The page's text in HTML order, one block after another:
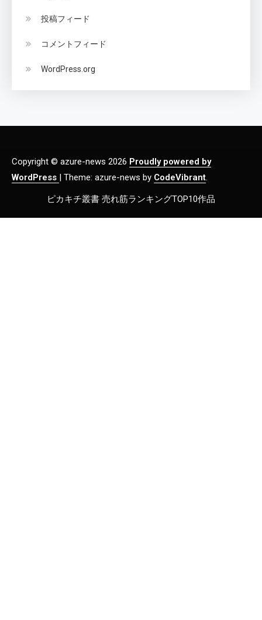
投稿フィード
コメントフィード
WordPress.org
Copyright © azure-news 2026 Proudly powered by
WordPress | Theme: azure-news by CodeVibrant.
ピカキチ叢書 売れ筋ランキングTOP10作品